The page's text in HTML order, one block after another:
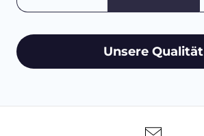
Unsere Qualität